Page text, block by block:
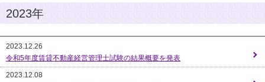
2023年
2023.12.26
令和5年度賃貸不動産経営管理士試験の結果概要を発表
2023.12.08